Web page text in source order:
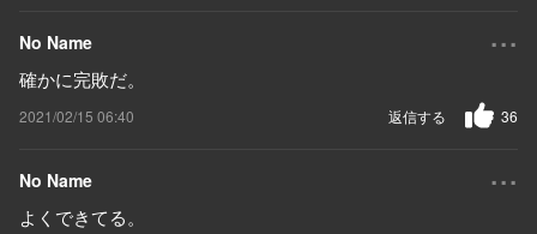
No Name ...
確かに完敗だ。
2021/02/15 06:40 36
返信する
No Name ...
よくできてる。